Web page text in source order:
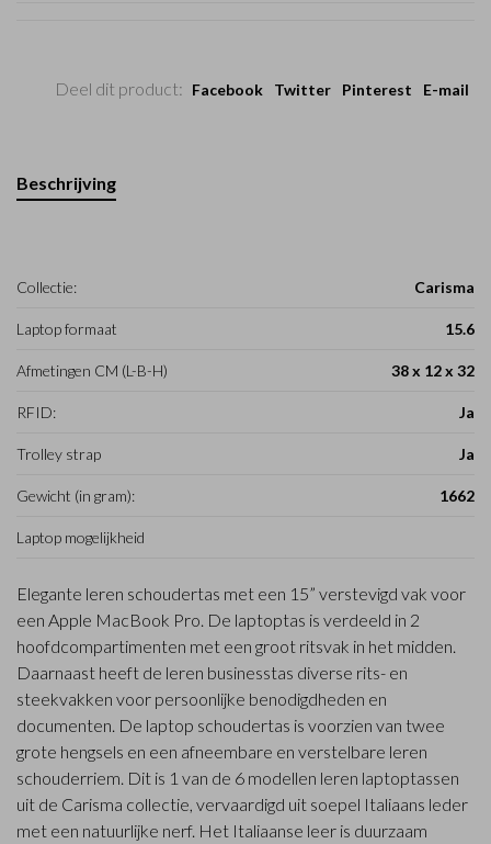
Deel dit product: Facebook Twitter Pinterest E-mail
Beschrijving
Collectie: Carisma
Laptop formaat 15.6
Afmetingen CM (L-B-H) 38 x 12 x 32
RFID: Ja
Trolley strap Ja
Gewicht (in gram): 1662
Laptop mogelijkheid
Elegante leren schoudertas met een 15” verstevigd vak voor
een Apple MacBook Pro. De laptoptas is verdeeld in 2
hoofdcompartimenten met een groot ritsvak in het midden.
Daarnaast heeft de leren businesstas diverse rits- en
steekvakken voor persoonlijke benodigdheden en
documenten. De laptop schoudertas is voorzien van twee
grote hengsels en een afneembare en verstelbare leren
schouderriem. Dit is 1 van de 6 modellen leren laptoptassen
uit de Carisma collectie, vervaardigd uit soepel Italiaans leder
met een natuurlijke nerf. Het Italiaanse leer is duurzaam